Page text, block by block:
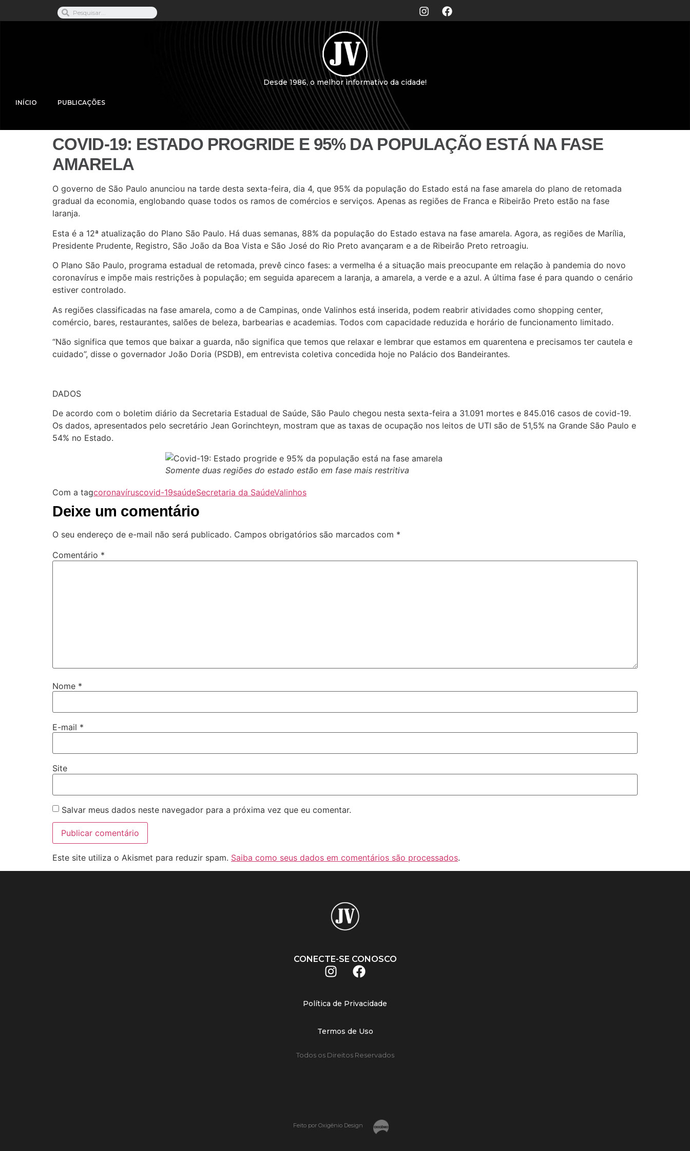
Desde 1986, o melhor informativo da cidade!
INÍCIO PUBLICAÇÕES
COVID-19: ESTADO PROGRIDE E 95% DA POPULAÇÃO ESTÁ NA FASE
AMARELA
O governo de São Paulo anunciou na tarde desta sexta-feira, dia 4, que 95% da população do Estado está na fase amarela do plano de retomada
gradual da economia, englobando quase todos os ramos de comércios e serviços. Apenas as regiões de Franca e Ribeirão Preto estão na fase
laranja.
Esta é a 12ª atualização do Plano São Paulo. Há duas semanas, 88% da população do Estado estava na fase amarela. Agora, as regiões de Marília,
Presidente Prudente, Registro, São João da Boa Vista e São José do Rio Preto avançaram e a de Ribeirão Preto retroagiu.
O Plano São Paulo, programa estadual de retomada, prevê cinco fases: a vermelha é a situação mais preocupante em relação à pandemia do novo
coronavírus e impõe mais restrições à população; em seguida aparecem a laranja, a amarela, a verde e a azul. A última fase é para quando o cenário
estiver controlado.
As regiões classificadas na fase amarela, como a de Campinas, onde Valinhos está inserida, podem reabrir atividades como shopping center,
comércio, bares, restaurantes, salões de beleza, barbearias e academias. Todos com capacidade reduzida e horário de funcionamento limitado.
“Não significa que temos que baixar a guarda, não significa que temos que relaxar e lembrar que estamos em quarentena e precisamos ter cautela e
cuidado”, disse o governador João Doria (PSDB), em entrevista coletiva concedida hoje no Palácio dos Bandeirantes.
DADOS
De acordo com o boletim diário da Secretaria Estadual de Saúde, São Paulo chegou nesta sexta-feira a 31.091 mortes e 845.016 casos de covid-19.
Os dados, apresentados pelo secretário Jean Gorinchteyn, mostram que as taxas de ocupação nos leitos de UTI são de 51,5% na Grande São Paulo e
54% no Estado.
Somente duas regiões do estado estão em fase mais restritiva
Com a tagcoronavíruscovid-19saúdeSecretaria da SaúdeValinhos
Deixe um comentário
O seu endereço de e-mail não será publicado. Campos obrigatórios são marcados com *
Comentário *
Nome *
E-mail *
Site
Salvar meus dados neste navegador para a próxima vez que eu comentar.
Este site utiliza o Akismet para reduzir spam. Saiba como seus dados em comentários são processados.
CONECTE-SE CONOSCO
Política de Privacidade
Termos de Uso
Todos os Direitos Reservados
Feito por Oxigênio Design